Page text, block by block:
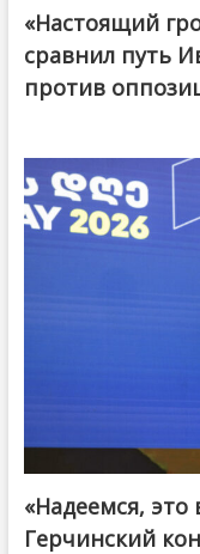
@ქართული ოცნება /
«Настоящий
сравнил путь
против
«Надеемся, это
Герчинский